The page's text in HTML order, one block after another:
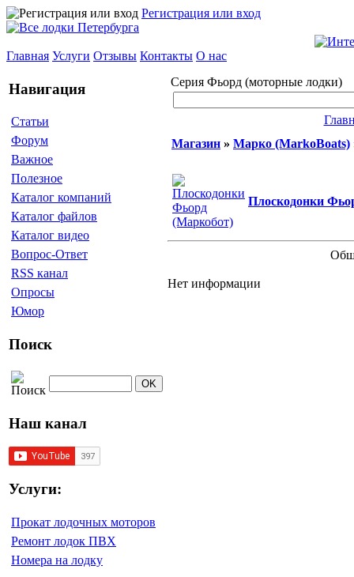
Регистрация или вход
Главная Услуги Отзывы Контакты О нас
Навигация
Статьи
Форум
Важное
Полезное
Каталог компаний
Каталог файлов
Каталог видео
Вопрос-Ответ
RSS канал
Опросы
Юмор
Поиск
Наш канал
Услуги:
Прокат лодочных моторов
Ремонт лодок ПВХ
Номера на лодку
Серия Фьорд (моторные лодки)
Магазин » Марко (MarkoBoats)
Плоскодонки
Нет информации